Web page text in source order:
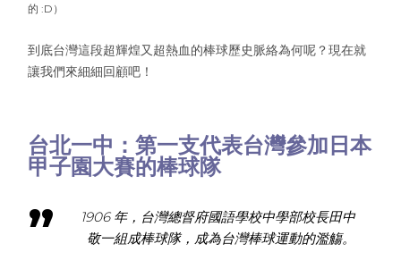
的 :D）
到底台灣這段超輝煌又超熱血的棒球歷史脈絡為何呢？現在就
讓我們來細細回顧吧！
台北一中：第一支代表台灣參加日本
甲子園大賽的棒球隊
1906 年，台灣總督府國語學校中學部校長田中
敬一組成棒球隊，成為台灣棒球運動的濫觴。